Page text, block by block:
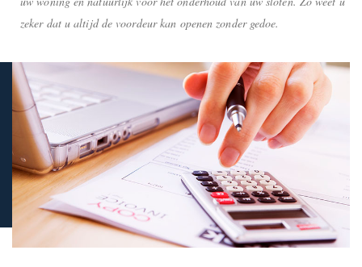
zeker dat u altijd de voordeur kan openen zonder gedoe.